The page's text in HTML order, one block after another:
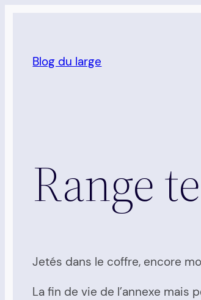
contenu
Blog du large
Range
Jetés dans le coffre, encore
La fin de vie de l’annexe mais